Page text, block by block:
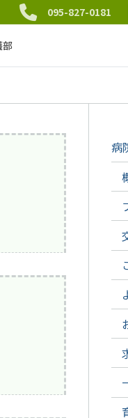
095-827-0181
部
検索:
病